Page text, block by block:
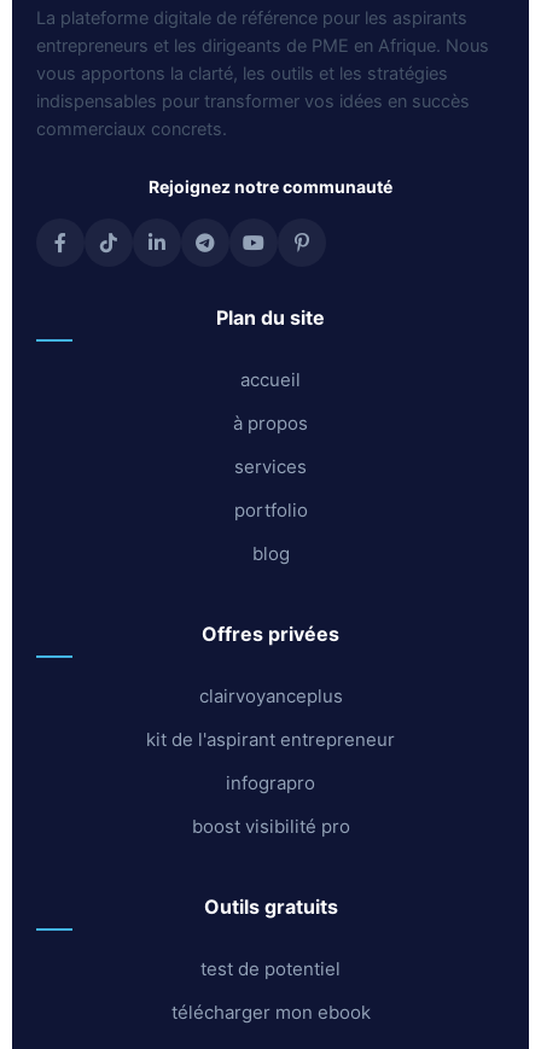
La plateforme digitale de référence pour les aspirants
entrepreneurs et les dirigeants de PME en Afrique. Nous
vous apportons la clarté, les outils et les stratégies
indispensables pour transformer vos idées en succès
commerciaux concrets.
rejoignez notre communauté
plan du site
accueil
à propos
services
portfolio
blog
offres privées
clairvoyanceplus
kit de l'aspirant entrepreneur
infograpro
boost visibilité pro
outils gratuits
test de potentiel
télécharger mon ebook